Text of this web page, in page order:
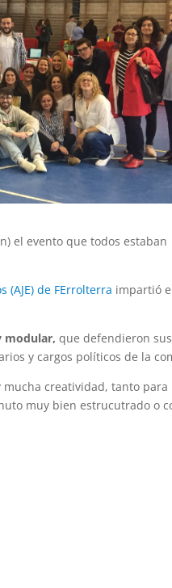
el evento que todos estaban
(AJE) de FErrolterra impartió
modular, que defendieron
y cargos políticos de la
creatividad, tanto para
muy bien estrucutrado o